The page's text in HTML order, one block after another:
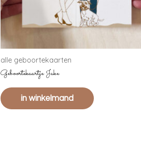
alle geboortekaarten
Geboortekaartje Jake
in winkelmand